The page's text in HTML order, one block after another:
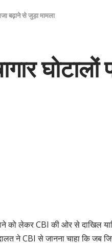
बढ़ाने से जुड़ा मामला
को लेकर CBI की ओर से दाखिल
ने CBI से जानना चाहा कि जब